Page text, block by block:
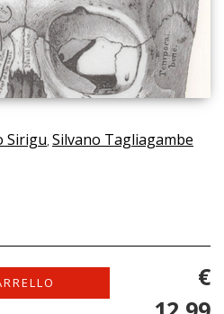
Sirigu, Silvano Tagliagambe
€